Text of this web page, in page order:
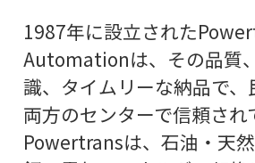
1987年に設立された
Automationは、その品質
識、タイムリーな納品で、
両方のセンターで信頼され
Powertransは、石油・天